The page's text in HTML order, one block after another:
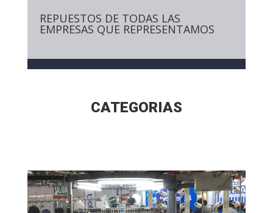
REPUESTOS DE TODAS LAS
EMPRESAS QUE REPRESENTAMOS
CATEGORIAS